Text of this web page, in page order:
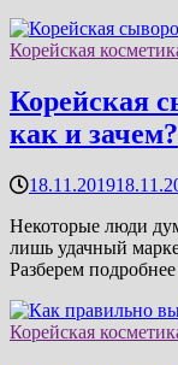
Корейская
Корейская
как и зачем?
18.11.2019
Некоторые люди
лишь удачный
Разберем
Корейская